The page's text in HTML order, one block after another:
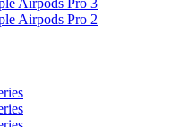
Airpods Pro 3
Airpods Pro 2